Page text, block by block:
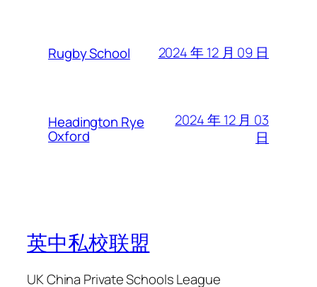
Rugby School 2024 年 12 月 09 日
Headington Rye
Oxford
2024 年 12 月 03
日
英中私校联盟
UK China Private Schools League